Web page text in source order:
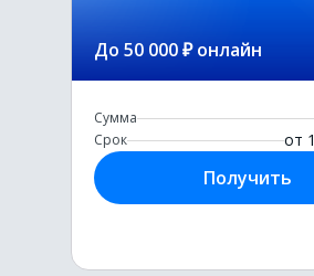
До 50 000 ₽ онлайн
Сумма
Срок от 1
Получить